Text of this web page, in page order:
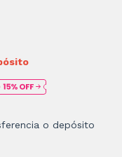
o depósito